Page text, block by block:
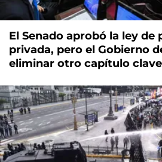
El Senado aprobó la ley de
privada, pero el Gobierno
eliminar otro capítulo clave